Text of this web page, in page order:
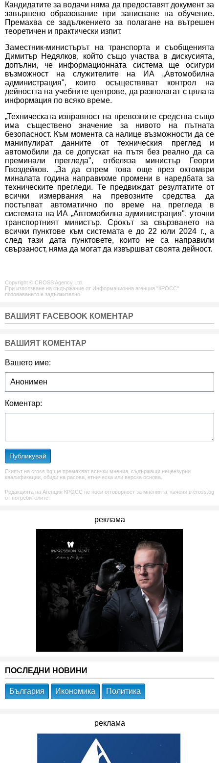
Кандидатите за водачи няма да предоставят документ за
завършено образование при записване на обучение.
Премахва се задължението за полагане на вътрешен
теоретичен и практически изпит.
Заместник-министърът на транспорта и съобщенията
Димитър Недялков, който също участва в дискусията,
допълни, че информационната система ще осигури
възможност на служителите на ИА „Автомобилна
администрация", които осъществяват контрол на
дейността на учебните центрове, да разполагат с цялата
информация по всяко време.
„Техническата изправност на превозните средства също
има съществено значение за нивото на пътната
безопасност. Към момента са налице възможности да се
манипулират данните от техническия преглед и
автомобили да се допускат на пътя без реално да са
преминали прегледа", отбеляза министър Георги
Гвоздейков. „За да спрем това още през октомври
миналата година направихме промени в наредбата за
техническите прегледи. Те предвиждат резултатите от
всички измервания на превозните средства да
постъпват автоматично по време на прегледа в
системата на ИА „Автомобилна администрация", уточни
транспортният министър. Срокът за свързването на
всички пунктове към системата е до 22 юли 2024 г., а
след тази дата пунктовете, които не са направили
свързаност, няма да могат да извършват своята дейност.
Copyright © CROSS Agency Ltd.
При използване на съдържание от Информационна агенция "КРОСС"
позоваването е задължително.
ВАШИЯТ FACEBOOK КОМЕНТАР
ВАШИЯТ КОМЕНТАР
Вашето име:
Коментар:
Публикувай
Екипът на cross.bg ще премахват всички мнения, съдържащи нецензурни
квалификации, обиди на расова, етническа или верска основа.
Редакцията на Агенция КРОСС не носи отговорност за мненията, качени в cross.bg
от потребителите.
реклама
ПОСЛЕДНИ НОВИНИ
България Икономика Политика
реклама